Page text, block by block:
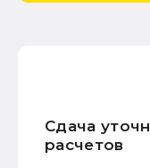
Сдача
расчетов